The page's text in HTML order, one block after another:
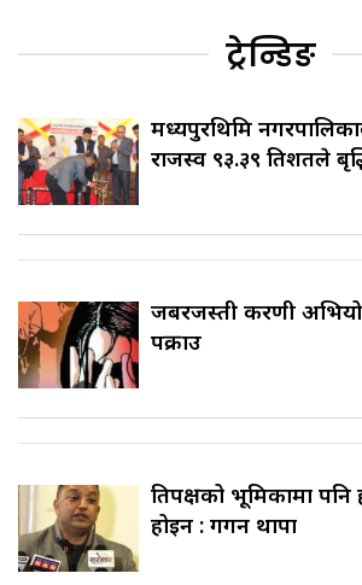
ट्रेन्डिङ
मध्यपुरथिमि
राजस्व ९३.३९ प्रतिशतले
जबरजस्ती करणी
पक्राउ
प्रतिपक्षको भूमिकामा
होइन : गगन थापा